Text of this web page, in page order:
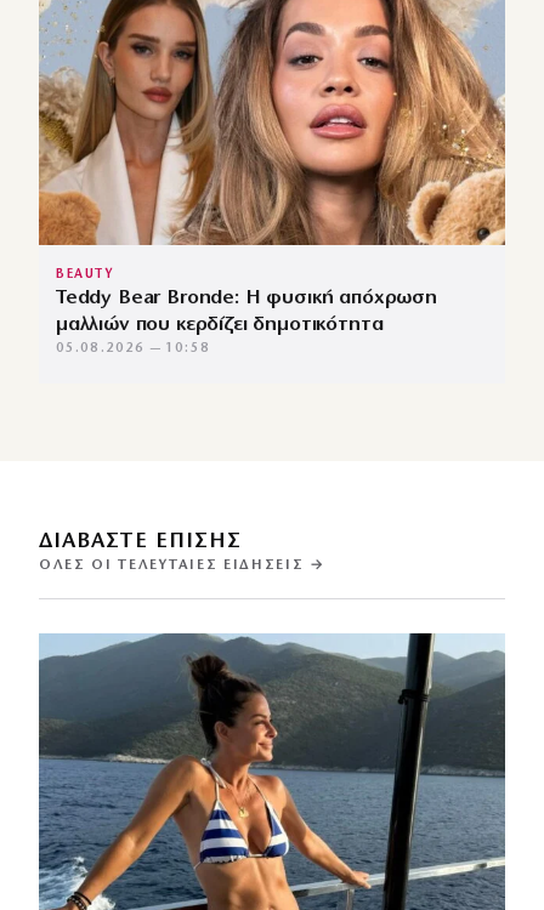
BEAUTY
Teddy Bear Bronde: Η φυσική απόχρωση
μαλλιών που κερδίζει δημοτικότητα
05.08.2026 — 10:58
ΔΙΑΒΑΣΤΕ ΕΠΙΣΗΣ
ΌΛΕΣ ΟΙ ΤΕΛΕΥΤΑΊΕΣ ΕΙΔΉΣΕΙΣ →